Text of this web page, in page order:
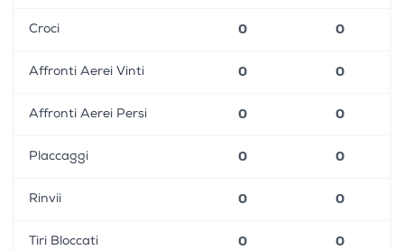
Croci 0 0
Affronti Aerei Vinti 0 0
Affronti Aerei Persi 0 0
Placcaggi 0 0
Rinvii 0 0
Tiri Bloccati 0 0